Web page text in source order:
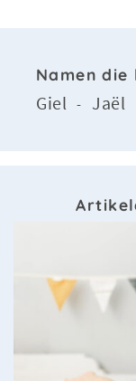
Namen die
Giel - Jaël